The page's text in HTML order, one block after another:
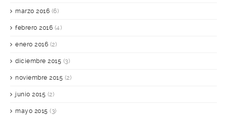
marzo 2016 (6)
febrero 2016 (4)
enero 2016 (2)
diciembre 2015 (3)
noviembre 2015 (2)
junio 2015 (2)
mayo 2015 (3)